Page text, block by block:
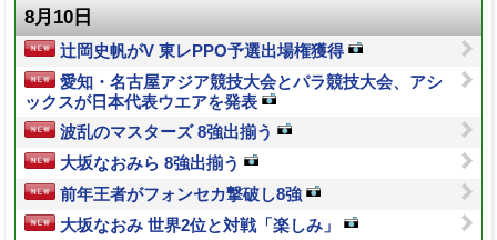
8月10日
辻岡史帆がV 東レPPO予選出場権獲得
愛知・名古屋アジア競技大会とパラ競技大会、アシ
ックスが日本代表ウエアを発表
波乱のマスターズ 8強出揃う
大坂なおみら 8強出揃う
前年王者がフォンセカ撃破し8強
大坂なおみ 世界2位と対戦「楽しみ」